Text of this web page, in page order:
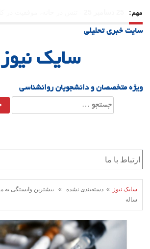
مهم:
21 دسامبر 25
سایت خبری تحلیلی
سایک نیوز
ویژه متخصصان و دانشجویان روانشناسی
جستجو
برای:
سایک نیوز
ساله